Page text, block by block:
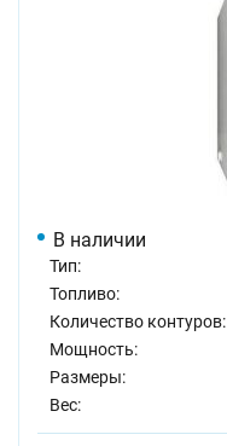
В наличии
Тип:
Топливо:
Количество контуров:
Мощность:
Размеры:
Вес: